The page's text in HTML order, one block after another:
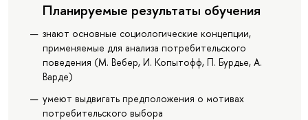
Планируемые результаты обучения
знают основные социологические концепции,
применяемые для анализа потребительского
поведения (М. Вебер, И. Копытофф, П. Бурдье, А.
Варде)
умеют выдвигать предположения о мотивах
потребительского выбора